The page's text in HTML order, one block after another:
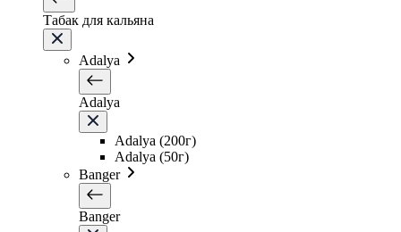
Табак для кальяна
Adalya
Adalya
Adalya (200г)
Adalya (50г)
Banger
Banger